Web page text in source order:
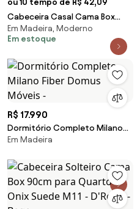
ou 10 tempo de R$ 42,09
Cabeceira Casal Cama Box
140cm para Quarto Opala
Suede M11 - D'Rossi - Marrom
Em Madeira, Moderno
Em estoque
R$ 17.990
Dormitório Completo Milano
Fiber Domus Móveis -
Em Madeira